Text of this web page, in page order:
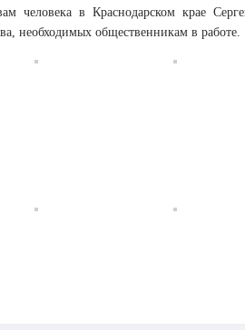
человека в Краснодарском крае
необходимых общественникам в работе.